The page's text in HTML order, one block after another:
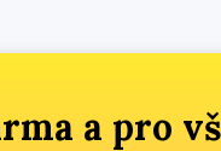
a pro